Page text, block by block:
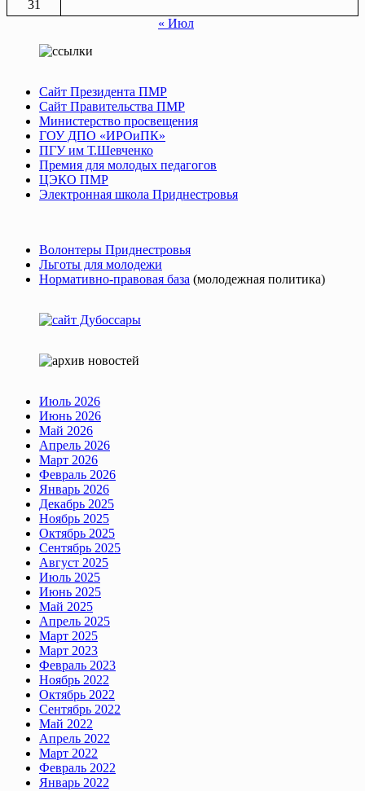
31
« Июл
Сайт Президента ПМР
Сайт Правительства ПМР
Министерство просвещения
ГОУ ДПО «ИРОиПК»
ПГУ им Т.Шевченко
Премия для молодых педагогов
ЦЭКО ПМР
Электронная школа Приднестровья
Волонтеры Приднестровья
Льготы для молодежи
Нормативно-правовая база (молодежная политика)
Июль 2026
Июнь 2026
Май 2026
Апрель 2026
Март 2026
Февраль 2026
Январь 2026
Декабрь 2025
Ноябрь 2025
Октябрь 2025
Сентябрь 2025
Август 2025
Июль 2025
Июнь 2025
Май 2025
Апрель 2025
Март 2025
Март 2023
Февраль 2023
Ноябрь 2022
Октябрь 2022
Сентябрь 2022
Май 2022
Апрель 2022
Март 2022
Февраль 2022
Январь 2022